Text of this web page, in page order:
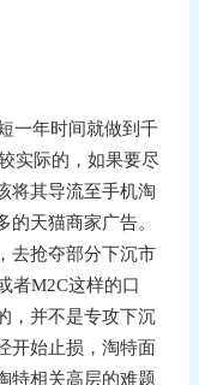
一年时间就做到千
实际的，如果要尽
将其导流至手机淘
天猫商家广告。
去抢夺部分下沉市
者M2C这样的口
，并不是专攻下沉
开始止损，淘特面
特相关高层的难题